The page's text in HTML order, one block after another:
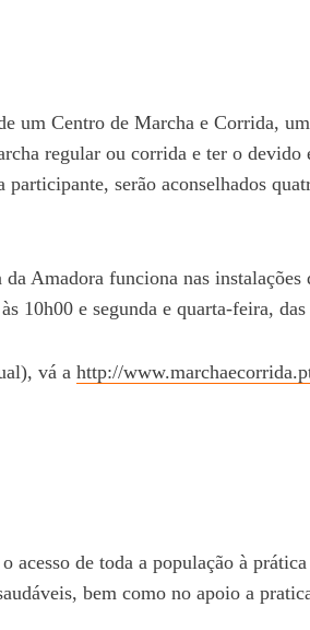
um Centro de Marcha e Corrida,
regular ou corrida e ter o devido
serão aconselhados
Amadora funciona nas
10h00 e segunda e quarta-feira,
vá a http://
de toda a população à
bem como no apoio a